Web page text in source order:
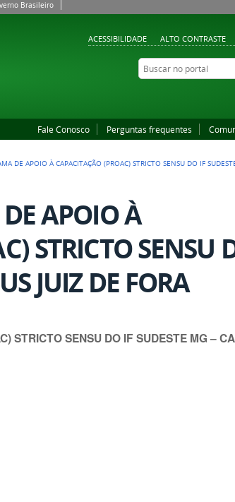
ACESSIBILIDADE ALTO CONTRASTE
Brasileiro
Buscar no portal
Fale Conosco Perguntas frequentes
DE APOIO À CAPACITAÇÃO (PROAC) STRICTO SENSU DO IF
APOIO À
STRICTO SENSU
JUIZ DE FORA
STRICTO SENSU DO IF SUDESTE MG –